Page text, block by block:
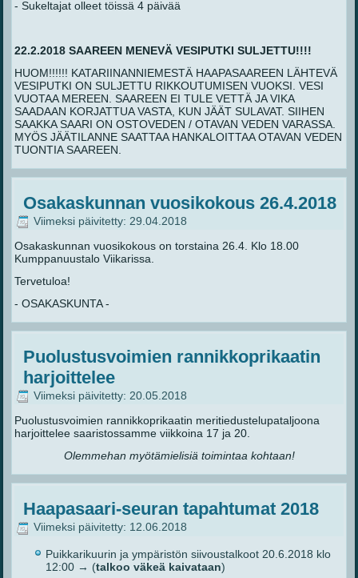
- Sukeltajat olleet töissä 4 päivää
22.2.2018 SAAREEN MENEVÄ VESIPUTKI SULJETTU!!!!
HUOM!!!!!! KATARIINANNIEMESTÄ HAAPASAAREEN LÄHTEVÄ
VESIPUTKI ON SULJETTU RIKKOUTUMISEN VUOKSI. VESI
VUOTAA MEREEN. SAAREEN EI TULE VETTÄ JA VIKA
SAADAAN KORJATTUA VASTA, KUN JÄÄT SULAVAT. SIIHEN
SAAKKA SAARI ON OSTOVEDEN / OTAVAN VEDEN VARASSA.
MYÖS JÄÄTILANNE SAATTAA HANKALOITTAA OTAVAN VEDEN
TUONTIA SAAREEN.
Osakaskunnan vuosikokous 26.4.2018
Viimeksi päivitetty: 29.04.2018
Osakaskunnan vuosikokous on torstaina 26.4. Klo 18.00
Kumppanuustalo Viikarissa.
Tervetuloa!
- OSAKASKUNTA -
Puolustusvoimien rannikkoprikaatin
harjoittelee
Viimeksi päivitetty: 20.05.2018
Puolustusvoimien rannikkoprikaatin meritiedustelupataljoona
harjoittelee saaristossamme viikkoina 17 ja 20.
Olemmehan myötämielisiä toimintaa kohtaan!
Haapasaari-seuran tapahtumat 2018
Viimeksi päivitetty: 12.06.2018
Puikkarikuurin ja ympäristön siivoustalkoot 20.6.2018 klo
12:00 → (talkoo väkeä kaivataan)